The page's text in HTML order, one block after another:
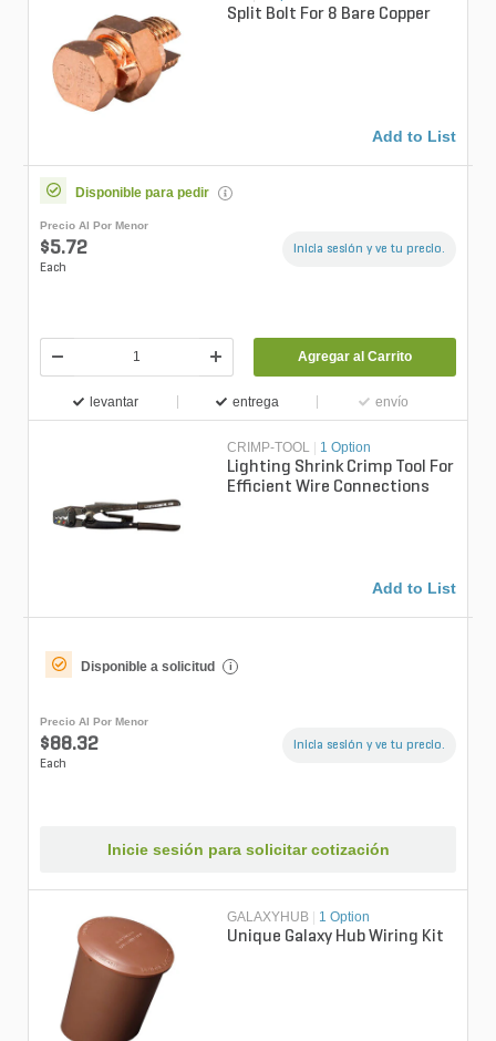
Split Bolt For 8 Bare Copper
Add to List
Disponible para pedir
Precio Al Por Menor
$5.72
Each
Inicia sesión y ve tu precio.
Agregar al Carrito
levantar entrega envío
CRIMP-TOOL 1 Option
Lighting Shrink Crimp Tool For
Efficient Wire Connections
Add to List
Disponible a solicitud i
Precio Al Por Menor
$88.32
Each
Inicia sesión y ve tu precio.
Inicie sesión para solicitar cotización
GALAXYHUB | 1 Option
Unique Galaxy Hub Wiring Kit